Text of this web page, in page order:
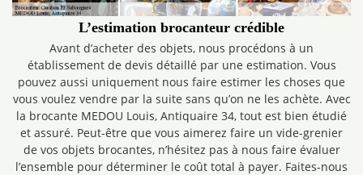
L’estimation brocanteur crédible
Avant d’acheter des objets, nous procédons à un
établissement de devis détaillé par une estimation. Vous
pouvez aussi uniquement nous faire estimer les choses que
vous voulez vendre par la suite sans qu’on ne les achète. Avec
la brocante MEDOU Louis, Antiquaire 34, tout est bien étudié
et assuré. Peut-être que vous aimerez faire un vide-grenier
de vos objets brocantes, n’hésitez pas à nous faire évaluer
l’ensemble pour déterminer le coût total à payer. Faites-nous